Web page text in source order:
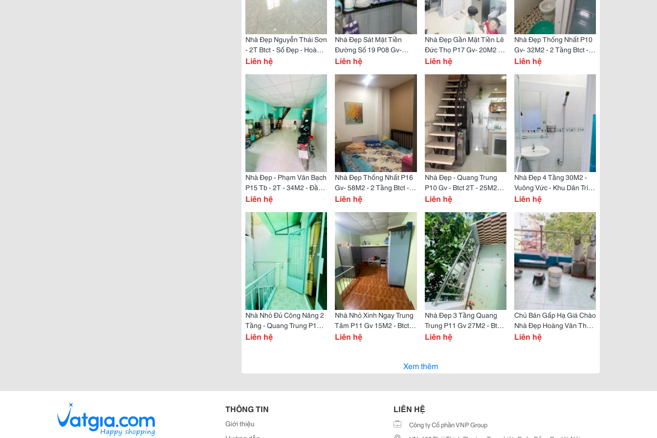
Nhà Đẹp Nguyễn Thái Sơn
- 2T Btct - Sổ Đẹp - Hoàn
Công Đủ - Mới Ở Ngay
Liên hệ
Nhà Đẹp Sát Mặt Tiền
Đường Số 19 P08 Gv-
29M2 (4.2 X 7 M) - 2 Tầng
Liên hệ
Nhà Đẹp Gần Mặt Tiền Lê
Đức Thọ P17 Gv- 20M2 - 2
Tầng Btct- Mới Ở Ngay
Liên hệ
Nhà Đẹp Thống Nhất P10
Gv- 32M2 - 2 Tầng Btct -
Ngang 5M- Mới Ở Ngay
Liên hệ
Nhà Đẹp - Phạm Văn Bạch
P15 Tb - 2T - 34M2 - Đầy
Đủ Công Năng - Mới Ở
Liên hệ
Nhà Đẹp Thống Nhất P16
Gv- 58M2 - 2 Tầng Btct -
3Pn - Ngang 4M
Liên hệ
Nhà Đẹp - Quang Trung
P10 Gv - Btct 2T - 25M2
Đầy Đủ Công Năng - Mới
Liên hệ
Nhà Đẹp 4 Tầng 30M2 -
Vuông Vức - Khu Dân Trí
Cao - Mới Ở Ngay
Liên hệ
Nhà Nhỏ Đủ Công Năng 2
Tầng - Quang Trung P11
Gv- 24M2 - Tặng Nội Thất
Liên hệ
Nhà Nhỏ Xinh Ngay Trung
Tâm P11 Gv 15M2 - Btct
2T - Mới Ở Ngay
Liên hệ
Nhà Đẹp 3 Tầng Quang
Trung P11 Gv 27M2 - Btct -
Mới Ở Ngay Chỉ 2.7 T.ỷ Tl
Liên hệ
Chủ Bán Gấp Hạ Giá Chào
Nhà Đẹp Hoàng Văn Thụ
P2 Tb - Btct 2T - 30M2-
Liên hệ
Xem thêm
THÔNG TIN
Giới thiệu
LIÊN HỆ
Công ty Cổ phần VNP Group